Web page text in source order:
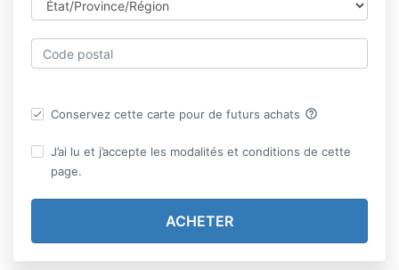
Conservez cette carte pour de futurs achats help_outline
J’ai lu et j’accepte les modalités et conditions de cette
page.